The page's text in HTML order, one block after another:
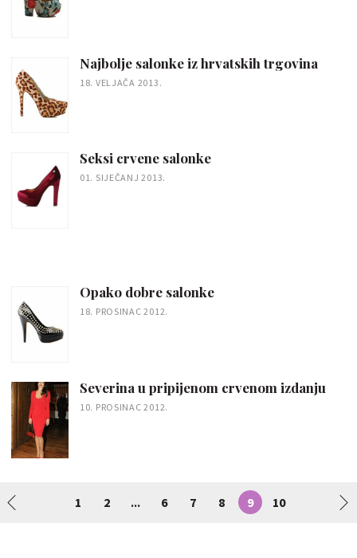
Najbolje salonke iz hrvatskih trgovina
18. VELJAČA 2013.
Seksi crvene salonke
01. SIJEČANJ 2013.
Opako dobre salonke
18. PROSINAC 2012.
Severina u pripijenom crvenom izdanju
10. PROSINAC 2012.
1 2 ... 6 7 8 9 10